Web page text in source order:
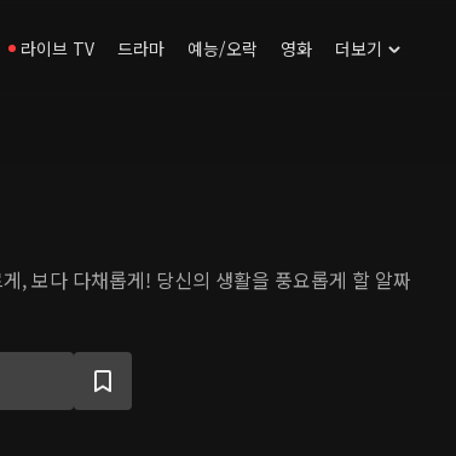
라이브 TV 드라마 예능/오락 영화 더보기
, 보다 다채롭게! 당신의 생활을 풍요롭게 할 알짜